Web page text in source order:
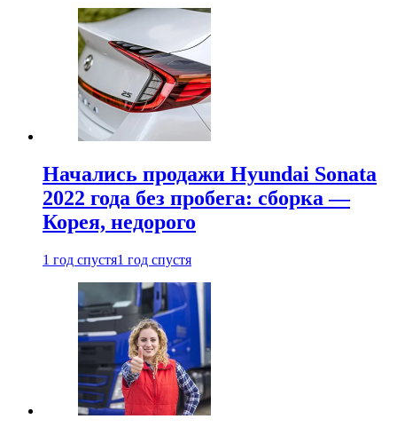
Начались продажи Hyundai Sonata
2022 года без пробега: сборка —
Корея, недорого
1 год спустя1 год спустя